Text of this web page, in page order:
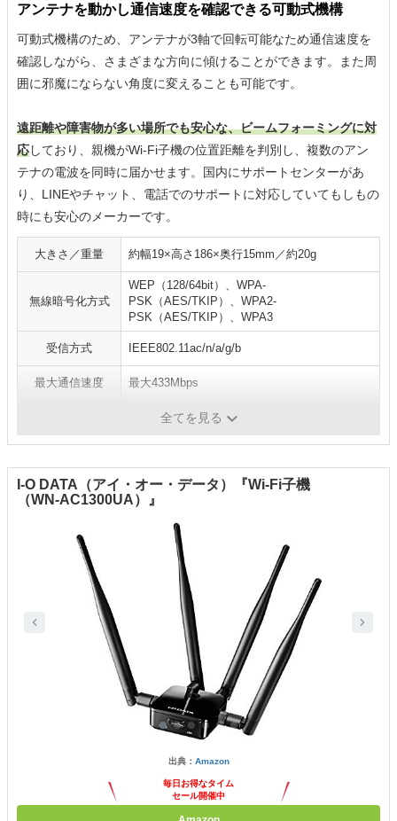
アンテナを動かし通信速度を確認できる可動式機構
可動式機構のため、アンテナが3軸で回転可能なため通信速度を
確認しながら、さまざまな方向に傾けることができます。また周
囲に邪魔にならない角度に変えることも可能です。
遠距離や障害物が多い場所でも安心な、ビームフォーミングに対
応しており、親機がWi-Fi子機の位置距離を判別し、複数のアン
テナの電波を同時に届かせます。国内にサポートセンターがあ
り、LINEやチャット、電話でのサポートに対応していてもしもの
時にも安心のメーカーです。
大きさ／重量 約幅19×高さ186×奥行15mm／約20g
無線暗号化方式
WEP（128/64bit）、WPA-
PSK（AES/TKIP）、WPA2-
PSK（AES/TKIP）、WPA3
受信方式 IEEE802.11ac/n/a/g/b
最大通信速度 最大433Mbps
AOSS対応全てを見る
I-O DATA（アイ・オー・データ）『Wi-Fi子機
（WN-AC1300UA）』
出典： Amazon
毎日お得なタイム
セール開催中